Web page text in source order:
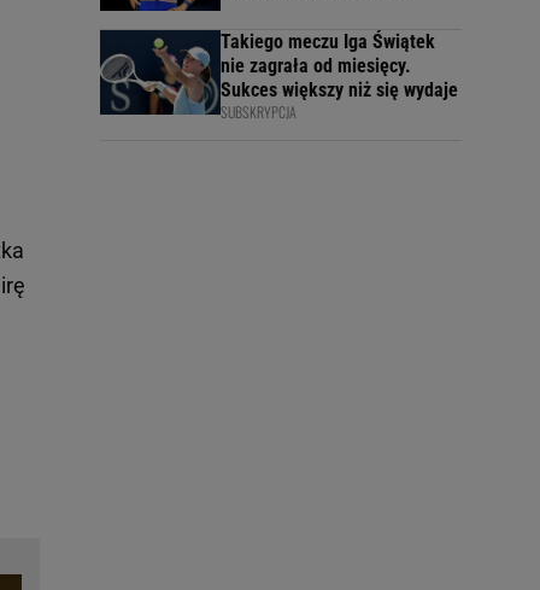
Takiego meczu Iga Świątek
nie zagrała od miesięcy.
Sukces większy niż się wydaje
SUBSKRYPCJA